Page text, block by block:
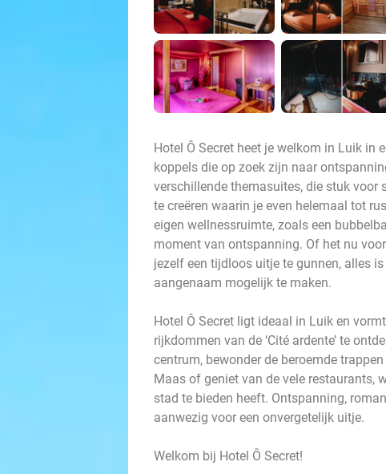
Hotel Ô Secret heet je welkom in Luik
koppels die op zoek zijn naar
verschillende themasuites, die stuk voor
te creëren waarin je even helemaal tot
eigen wellnessruimte, zoals een
moment van ontspanning. Of het nu
jezelf een tijdloos uitje te gunnen, alles
aangenaam mogelijk te maken.
Hotel Ô Secret ligt ideaal in Luik en
rijkdommen van de ‘Cité ardente’ te
centrum, bewonder de beroemde
Maas of geniet van de vele restaurants,
stad te bieden heeft. Ontspanning,
aanwezig voor een onvergetelijk uitje.
Welkom bij Hotel Ô Secret!